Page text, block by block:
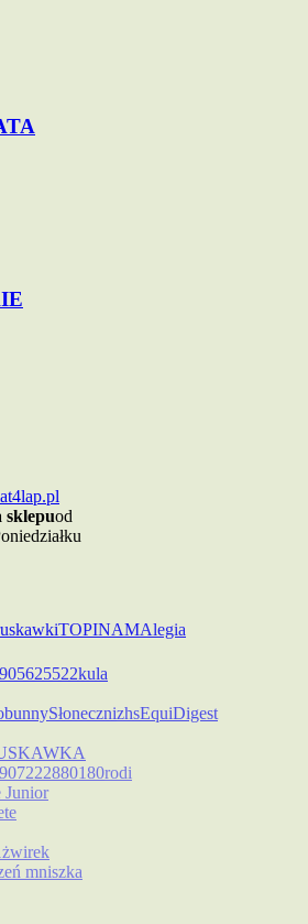
sklepuod
TOPINAMAlegia
kula
SłonecznizhsEquiDigest
rodi
Junior
żwirek
mniszka